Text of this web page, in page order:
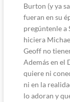
Burton (y ya
fueran en su
pregúntenle a
hiciera
Geoff no
Además en el
quiere ni
ni en la
lo adoran y